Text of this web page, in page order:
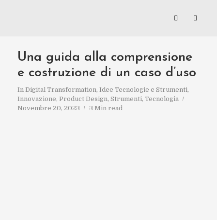
Una guida alla comprensione
e costruzione di un caso d’uso
In Digital Transformation, Idee Tecnologie e Strumenti,
Innovazione, Product Design, Strumenti, Tecnologia
Novembre 20, 2023
3 Min read